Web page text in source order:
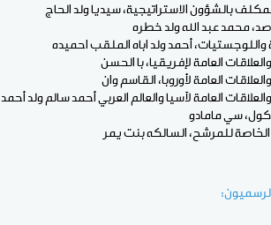
بالشؤون الاستراتيجية، سيديا ولد الحاج
محمد عبد الله ولد خطره
واللوجستيات، أحمد ولد اباه الملقب احميده
العامة لإفريقيا، با الحسن
العامة لأوروبا، القاسم وان
العامة لآسيا والعالم العربي أحمد سالم ولد أحمد
سي مامادو
للمرشح، السالكه بنت يمر